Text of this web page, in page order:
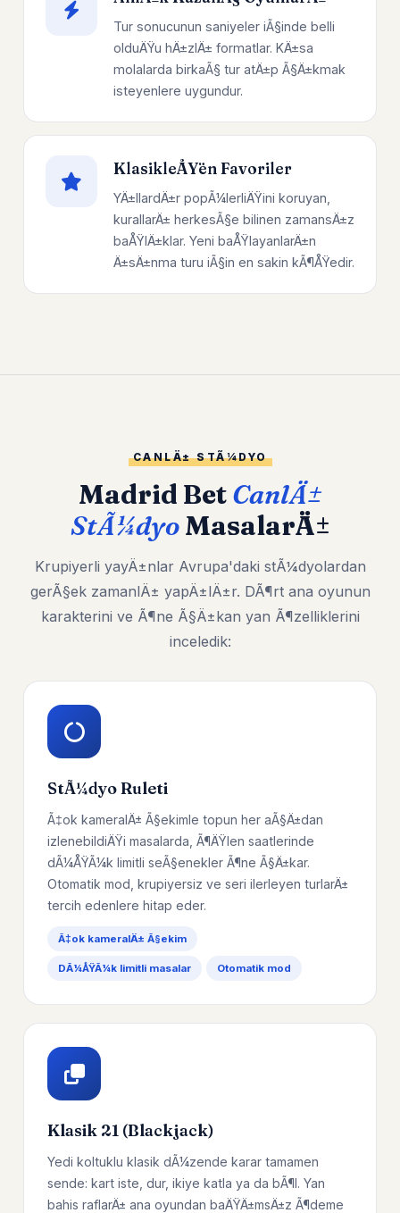
Tur sonucunun saniyeler iÃ§inde belli
olduÄŸu hÄ±zlÄ± formatlar. KÄ±sa
molalarda birkaÃ§ tur atÄ±p Ã§Ä±kmak
isteyenlere uygundur.
KlasikleÅŸen Favoriler
YÄ±llardÄ±r popÃ¼lerliÄŸini koruyan,
kurallarÄ± herkesÃ§e bilinen zamansÄ±z
baÅŸlÄ±klar. Yeni baÅŸlayanlarÄ±n
Ä±sÄ±nma turu iÃ§in en sakin kÃ¶ÅŸedir.
CANLÄ± STÃ¼DYO
Madrid BetCanlÄ±
StÃ¼dyoMasalarÄ±
Krupiyerli yayÄ±nlar Avrupa'daki stÃ¼dyolardan
gerÃ§ek zamanlÄ± yapÄ±lÄ±r. DÃ¶rt ana oyunun
karakterini ve Ã¶ne Ã§Ä±kan yan Ã¶zelliklerini
inceledik:
StÃ¼dyo Ruleti
Ã‡ok kameralÄ± Ã§ekimle topun her aÃ§Ä±dan
izlenebildiÄŸi masalarda, Ã¶ÄŸlen saatlerinde
dÃ¼ÅŸÃ¼k limitli seÃ§enekler Ã¶ne Ã§Ä±kar.
Otomatik mod, krupiyersiz ve seri ilerleyen turlarÄ±
tercih edenlere hitap eder.
Ã‡ok kameralÄ± Ã§ekim
DÃ¼ÅŸÃ¼k limitli masalar Otomatik mod
Klasik 21 (Blackjack)
Yedi koltuklu klasik dÃ¼zende karar tamamen
sende: kart iste, dur, ikiye katla ya da bÃ¶l. Yan
bahis raflarÄ± ana oyundan baÄŸÄ±msÄ±z Ã¶deme